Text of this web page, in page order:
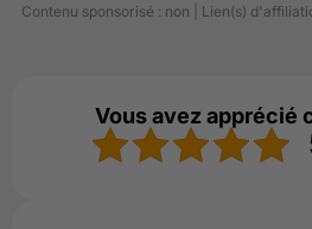
Contenu sponsorisé : non | Lien(s)
Vous avez apprécié